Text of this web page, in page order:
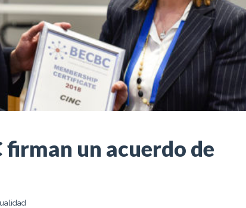
firman un acuerdo de